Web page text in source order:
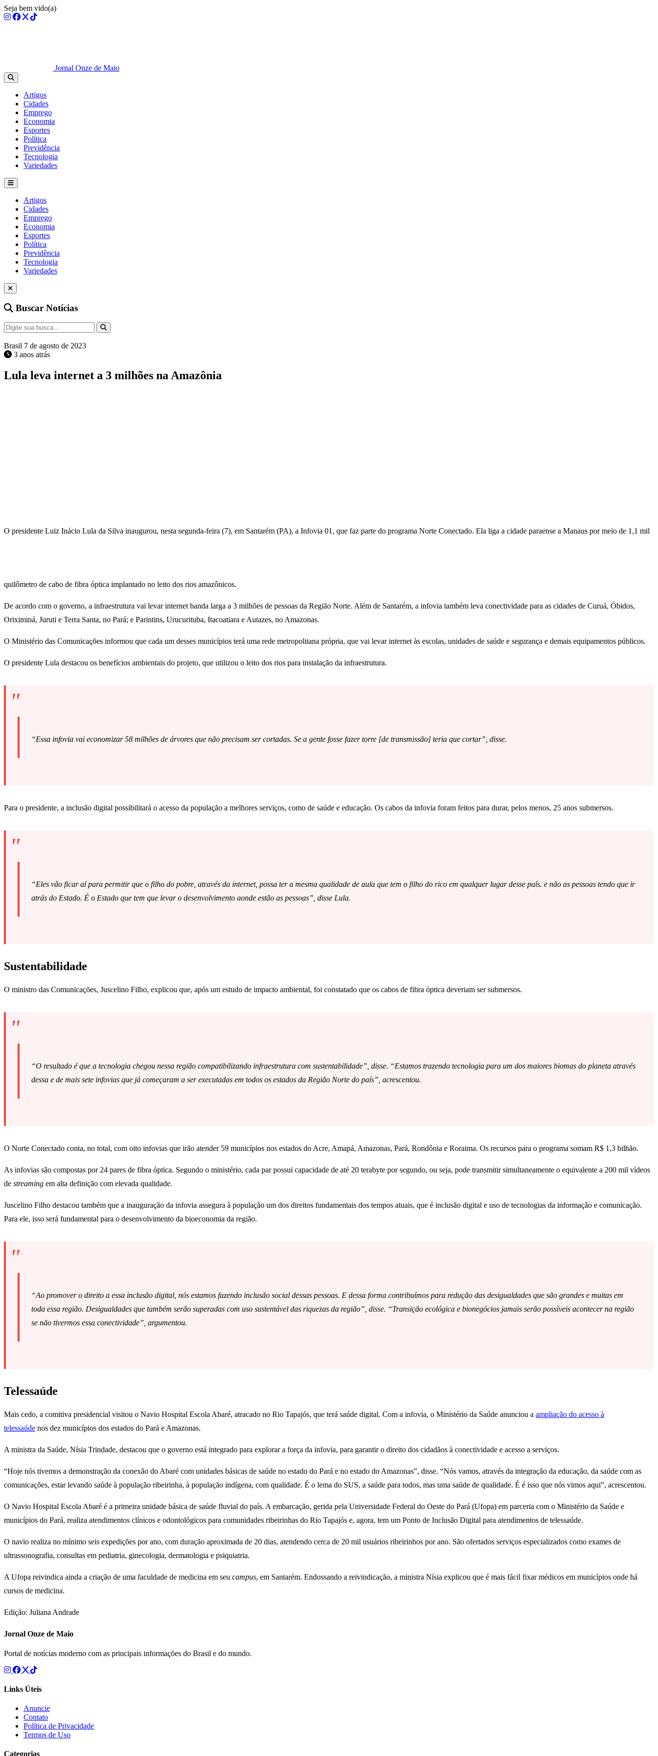
Seja bem vido(a)
Jornal Onze de Maio
Artigos
Cidades
Emprego
Economia
Esportes
Política
Previdência
Tecnologia
Variedades
Artigos
Cidades
Emprego
Economia
Esportes
Política
Previdência
Tecnologia
Variedades
Buscar Notícias
Brasil 7 de agosto de 2023
3 anos atrás
Lula leva internet a 3 milhões na Amazônia
O presidente Luiz Inácio Lula da Silva inaugurou, nesta segunda-feira (7), em Santarém (PA), a Infovia 01, que faz parte do programa Norte Conectado. Ela liga a cidade paraense a Manaus por meio de 1,1 mil
quilômetro de cabo de fibra óptica implantado no leito dos rios amazônicos.
De acordo com o governo, a infraestrutura vai levar internet banda larga a 3 milhões de pessoas da Região Norte. Além de Santarém, a infovia também leva conectividade para as cidades de Curuá, Óbidos,
Oriximiná, Juruti e Terra Santa, no Pará; e Parintins, Urucurituba, Itacoatiara e Autazes, no Amazonas.
O Ministério das Comunicações informou que cada um desses municípios terá uma rede metropolitana própria, que vai levar internet às escolas, unidades de saúde e segurança e demais equipamentos públicos.
O presidente Lula destacou os benefícios ambientais do projeto, que utilizou o leito dos rios para instalação da infraestrutura.
“Essa infovia vai economizar 58 milhões de árvores que não precisam ser cortadas. Se a gente fosse fazer torre [de transmissão] teria que cortar”, disse.
Para o presidente, a inclusão digital possibilitará o acesso da população a melhores serviços, como de saúde e educação. Os cabos da infovia foram feitos para durar, pelos menos, 25 anos submersos.
“Eles vão ficar aí para permitir que o filho do pobre, através da internet, possa ter a mesma qualidade de aula que tem o filho do rico em qualquer lugar desse país. e não as pessoas tendo que ir
atrás do Estado. É o Estado que tem que levar o desenvolvimento aonde estão as pessoas”, disse Lula.
Sustentabilidade
O ministro das Comunicações, Juscelino Filho, explicou que, após um estudo de impacto ambiental, foi constatado que os cabos de fibra óptica deveriam ser submersos.
“O resultado é que a tecnologia chegou nessa região compatibilizando infraestrutura com sustentabilidade”, disse. “Estamos trazendo tecnologia para um dos maiores biomas do planeta através
dessa e de mais sete infovias que já começaram a ser executadas em todos os estados da Região Norte do país”, acrescentou.
O Norte Conectado conta, no total, com oito infovias que irão atender 59 municípios nos estados do Acre, Amapá, Amazonas, Pará, Rondônia e Roraima. Os recursos para o programa somam R$ 1,3 bilhão.
As infovias são compostas por 24 pares de fibra óptica. Segundo o ministério, cada par possui capacidade de até 20 terabyte por segundo, ou seja, pode transmitir simultaneamente o equivalente a 200 mil vídeos
de streaming em alta definição com elevada qualidade.
Juscelino Filho destacou também que a inauguração da infovia assegura à população um dos direitos fundamentais dos tempos atuais, que é inclusão digital e uso de tecnologias da informação e comunicação.
Para ele, isso será fundamental para o desenvolvimento da bioeconomia da região.
“Ao promover o direito a essa inclusão digital, nós estamos fazendo inclusão social dessas pessoas. E dessa forma contribuímos para redução das desigualdades que são grandes e muitas em
toda essa região. Desigualdades que também serão superadas com uso sustentável das riquezas da região”, disse. “Transição ecológica e bionegócios jamais serão possíveis acontecer na região
se não tivermos essa conectividade”, argumentou.
Telessaúde
Mais cedo, a comitiva presidencial visitou o Navio Hospital Escola Abaré, atracado no Rio Tapajós, que terá saúde digital. Com a infovia, o Ministério da Saúde anunciou a ampliação do acesso à
telessaúde nos dez municípios dos estados do Pará e Amazonas.
A ministra da Saúde, Nísia Trindade, destacou que o governo está integrado para explorar a força da infovia, para garantir o direito dos cidadãos à conectividade e acesso a serviços.
“Hoje nós tivemos a demonstração da conexão do Abaré com unidades básicas de saúde no estado do Pará e no estado do Amazonas”, disse. “Nós vamos, através da integração da educação, da saúde com as
comunicações, estar levando saúde à população ribeirinha, à população indígena, com qualidade. É o lema do SUS, a saúde para todos, mas uma saúde de qualidade. É é isso que nós vimos aqui”, acrescentou.
O Navio Hospital Escola Abaré é a primeira unidade básica de saúde fluvial do país. A embarcação, gerida pela Universidade Federal do Oeste do Pará (Ufopa) em parceria com o Ministério da Saúde e
municípios do Pará, realiza atendimentos clínicos e odontológicos para comunidades ribeirinhas do Rio Tapajós e, agora, tem um Ponto de Inclusão Digital para atendimentos de telessaúde.
O navio realiza no mínimo seis expedições por ano, com duração aproximada de 20 dias, atendendo cerca de 20 mil usuários ribeirinhos por ano. São ofertados serviços especializados como exames de
ultrassonografia, consultas em pediatria, ginecologia, dermatologia e psiquiatria.
A Ufopa reivindica ainda a criação de uma faculdade de medicina em seu campus, em Santarém. Endossando a reivindicação, a ministra Nísia explicou que é mais fácil fixar médicos em municípios onde há
cursos de medicina.
Edição: Juliana Andrade
Jornal Onze de Maio
Portal de notícias moderno com as principais informações do Brasil e do mundo.
Links Úteis
Anuncie
Contato
Política de Privacidade
Termos de Uso
Categorias